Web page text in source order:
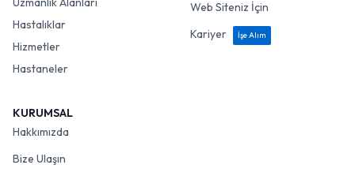
Hastalıklar
Hizmetler
Hastaneler
Web Siteniz İçin
Kariyer
İşe Alım
KURUMSAL
Hakkımızda
Bize Ulaşın